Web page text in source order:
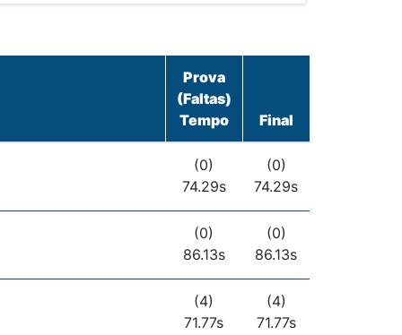
Prova
(Faltas)
Tempo
Final
(0)
74.29s
(0)
74.29s
(0)
86.13s
(0)
86.13s
(4)
71.77s
(4)
71.77s